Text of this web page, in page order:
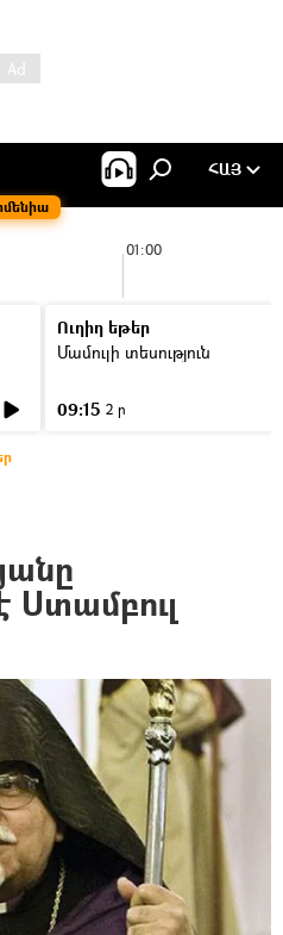
ՀԱՅ
01:00
Ուղիղ եթեր
Մամուլի տեսություն
09:15 2 ր
Ստամբուլ